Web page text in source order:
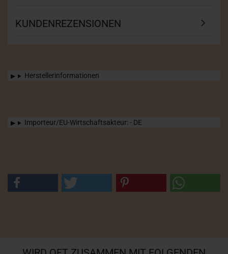
KUNDENREZENSIONEN
Herstellerinformationen
Importeur/EU-Wirtschaftsakteur: - DE